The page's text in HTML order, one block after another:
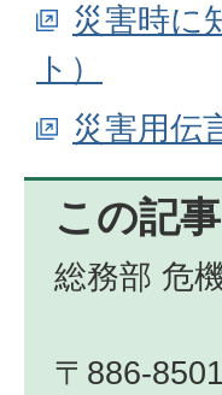
災害時に
ト）
災害用伝
この記
総務部 危
〒886-8501